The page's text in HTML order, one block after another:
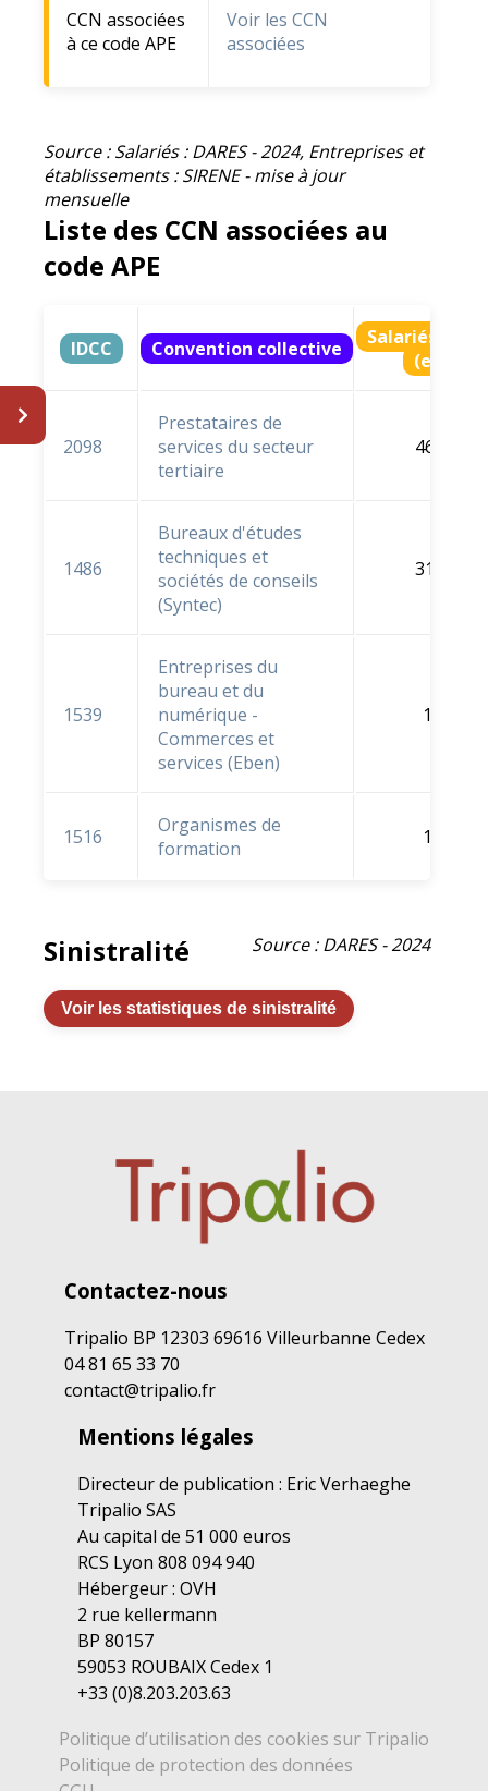
CCN associées
à ce code APE
Voir les CCN
associées
Source : Salariés : DARES - 2024, Entreprises et
établissements : SIRENE - mise à jour
mensuelle
Liste des CCN associées au
code APE
IDCC Convention collective
Salariés
(en %
2098
Prestataires de
services du secteur
tertiaire
46,5 %
1486
Bureaux d'études
techniques et
sociétés de conseils
(Syntec)
31,9 %
1539
Entreprises du
bureau et du
numérique -
Commerces et
services (Eben)
1,4 %
1516
Organismes de
formation
1,2 %
Source : DARES - 2024
Sinistralité
Voir les statistiques de sinistralité
Contactez-nous
Tripalio BP 12303 69616 Villeurbanne Cedex
04 81 65 33 70
contact@tripalio.fr
Mentions légales
Directeur de publication : Eric Verhaeghe
Tripalio SAS
Au capital de 51 000 euros
RCS Lyon 808 094 940
Hébergeur : OVH
2 rue kellermann
BP 80157
59053 ROUBAIX Cedex 1
+33 (0)8.203.203.63
Politique d’utilisation des cookies sur Tripalio
Politique de protection des données